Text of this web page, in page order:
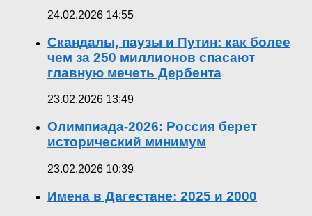
24.02.2026 14:55
Скандалы, паузы и Путин: как более
чем за 250 миллионов спасают
главную мечеть Дербента
23.02.2026 13:49
Олимпиада-2026: Россия берет
исторический минимум
23.02.2026 10:39
Имена в Дагестане: 2025 и 2000